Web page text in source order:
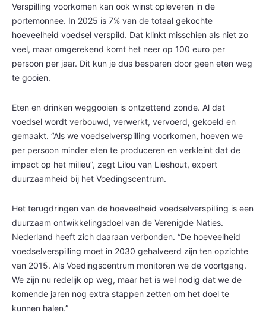
Verspilling voorkomen kan ook winst opleveren in de
portemonnee. In 2025 is 7% van de totaal gekochte
hoeveelheid voedsel verspild. Dat klinkt misschien als niet zo
veel, maar omgerekend komt het neer op 100 euro per
persoon per jaar. Dit kun je dus besparen door geen eten weg
te gooien.
Eten en drinken weggooien is ontzettend zonde. Al dat
voedsel wordt verbouwd, verwerkt, vervoerd, gekoeld en
gemaakt. “Als we voedselverspilling voorkomen, hoeven we
per persoon minder eten te produceren en verkleint dat de
impact op het milieu”, zegt Lilou van Lieshout, expert
duurzaamheid bij het Voedingscentrum.
Het terugdringen van de hoeveelheid voedselverspilling is een
duurzaam ontwikkelingsdoel van de Verenigde Naties.
Nederland heeft zich daaraan verbonden. “De hoeveelheid
voedselverspilling moet in 2030 gehalveerd zijn ten opzichte
van 2015. Als Voedingscentrum monitoren we de voortgang.
We zijn nu redelijk op weg, maar het is wel nodig dat we de
komende jaren nog extra stappen zetten om het doel te
kunnen halen.”